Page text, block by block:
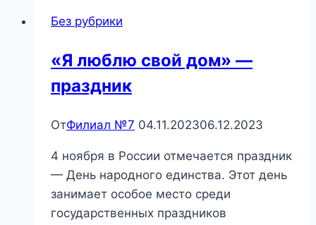
час.
Без рубрики
«Я люблю свой дом» —
праздник
ОтФилиал №7 04.11.202306.12.2023
4 ноября в России отмечается праздник
— День народного единства. Этот день
занимает особое место среди
государственных праздников